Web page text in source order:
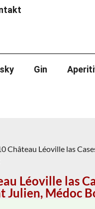
Gin
Château Léoville las
Léoville las
Julien, Médoc